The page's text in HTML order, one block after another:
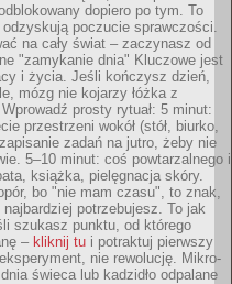
dopiero po tym. To
poczucie sprawczości.
na cały świat – zaczynasz od
"zamykanie dnia" Kluczowe jest
i życia. Jeśli kończysz dzień,
mózg nie kojarzy łóżka z
prosty rytuał: 5 minut:
przestrzeni wokół (stół, biurko,
zadań na jutro, żeby nie
5–10 minut: coś powtarzalnego i
książka, pielęgnacja skóry.
bo "nie mam czasu", to znak,
najbardziej potrzebujesz. To jak
szukasz punktu, od którego
– kliknij tu i potraktuj pierwszy
eksperyment, nie rewolucję. Mikro-
świeca lub kadzidło odpalane